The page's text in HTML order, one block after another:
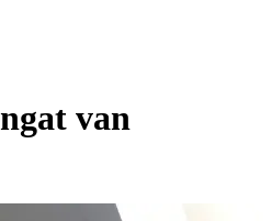
van